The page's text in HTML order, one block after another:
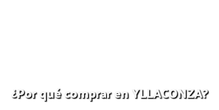
¿Por qué comprar en YLLACONZA?